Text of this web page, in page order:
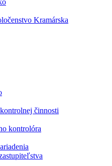
Kramárska
činnosti
kontrolóra